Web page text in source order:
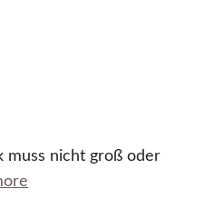
muss nicht groß oder